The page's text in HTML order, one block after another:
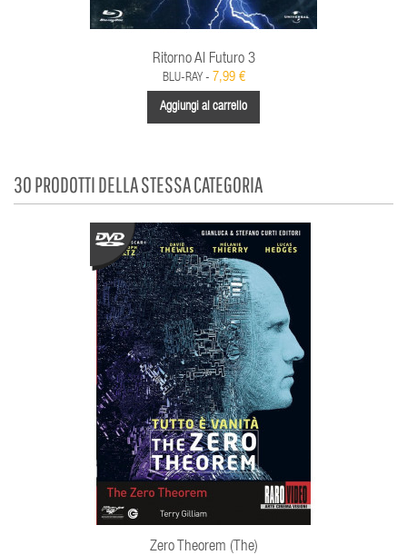
Ritorno Al Futuro 3
BLU-RAY - 7,99 €
Aggiungi al carrello
30 PRODOTTI DELLA STESSA CATEGORIA
Zero Theorem (The)